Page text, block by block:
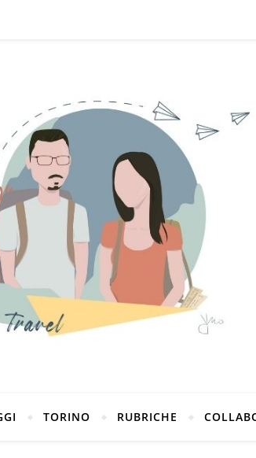
TORINO RUBRICHE